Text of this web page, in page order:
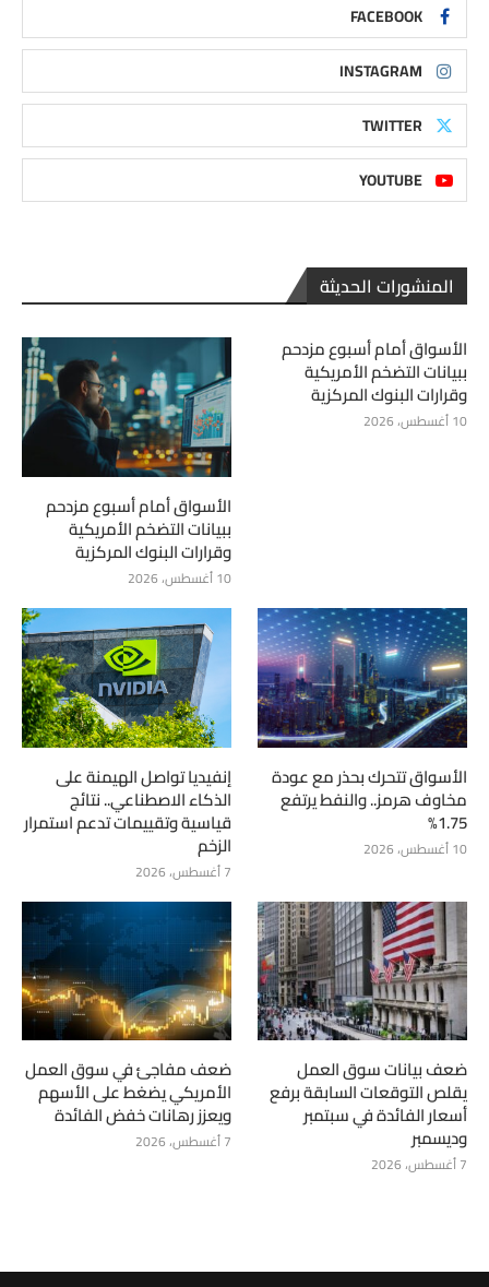
FACEBOOK
INSTAGRAM
TWITTER
YOUTUBE
المنشورات الحديثة
الأسواق أمام أسبوع مزدحم
ببيانات التضخم الأمريكية
وقرارات البنوك المركزية
10 أغسطس، 2026
الأسواق أمام أسبوع مزدحم
ببيانات التضخم الأمريكية
وقرارات البنوك المركزية
10 أغسطس، 2026
الأسواق تتحرك بحذر مع عودة
مخاوف هرمز.. والنفط يرتفع
1.75%
10 أغسطس، 2026
إنفيديا تواصل الهيمنة على
الذكاء الاصطناعي.. نتائج
قياسية وتقييمات تدعم استمرار
الزخم
7 أغسطس، 2026
ضعف بيانات سوق العمل
يقلص التوقعات السابقة برفع
أسعار الفائدة في سبتمبر
وديسمبر
7 أغسطس، 2026
ضعف مفاجئ في سوق العمل
الأمريكي يضغط على الأسهم
ويعزز رهانات خفض الفائدة
7 أغسطس، 2026